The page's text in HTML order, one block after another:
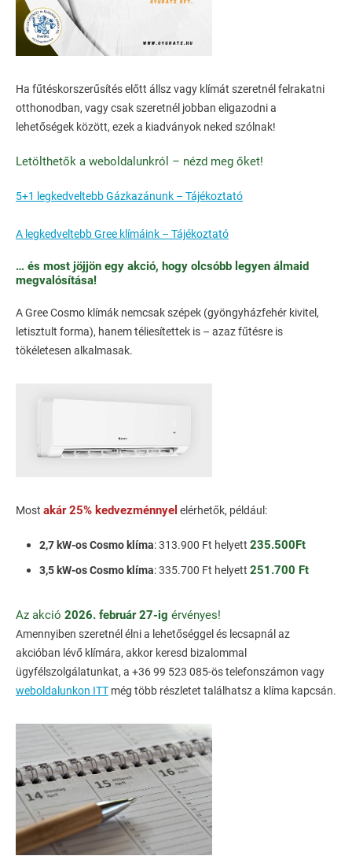
Ha fűtéskorszerűsítés előtt állsz vagy klímát szeretnél felrakatni
otthonodban, vagy csak szeretnél jobban eligazodni a
lehetőségek között, ezek a kiadványok neked szólnak!
Letölthetők a weboldalunkról – nézd meg őket!
5+1 legkedveltebb Gázkazánunk – Tájékoztató
A legkedveltebb Gree klímáink – Tájékoztató
… és most jöjjön egy akció, hogy olcsóbb legyen álmaid
megvalósítása!
A Gree Cosmo klímák nemcsak szépek (gyöngyházfehér kivitel,
letisztult forma), hanem téliesítettek is – azaz fűtésre is
tökéletesen alkalmasak.
Most akár 25% kedvezménnyel elérhetők, például:
2,7 kW-os Cosmo klíma: 313.900 Ft helyett 235.500Ft
3,5 kW-os Cosmo klíma: 335.700 Ft helyett 251.700 Ft
Az akció 2026. február 27-ig érvényes!
Amennyiben szeretnél élni a lehetőséggel és lecsapnál az
akcióban lévő klímára, akkor keresd bizalommal
ügyfélszolgálatunkat, a +36 99 523 085-ös telefonszámon vagy
weboldalunkon ITT még több részletet találhatsz a klíma kapcsán.